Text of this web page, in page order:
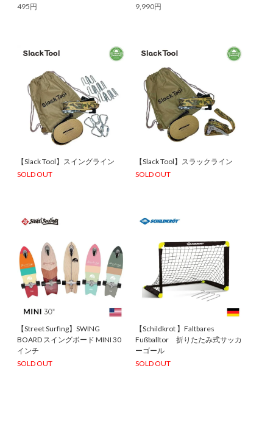
495円 9,990円
【Slack Tool】スイングライン
SOLD OUT
【Slack Tool】スラックライン
SOLD OUT
【Street Surfing】SWING
BOARD スイングボード MINI 30
インチ
SOLD OUT
【Schildkrot 】Faltbares
Fußballtor 折りたたみ式サッカ
ーゴール
SOLD OUT